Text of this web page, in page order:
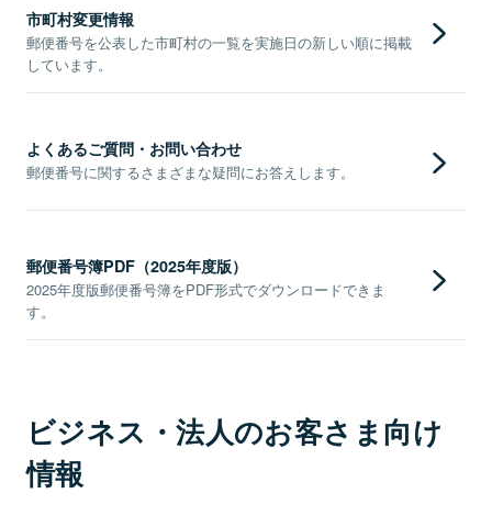
市町村変更情報
郵便番号を公表した市町村の一覧を実施日の新しい順に掲載
しています。
よくあるご質問・お問い合わせ
郵便番号に関するさまざまな疑問にお答えします。
郵便番号簿PDF（2025年度版）
2025年度版郵便番号簿をPDF形式でダウンロードできま
す。
ビジネス・法人のお客さま向け
情報